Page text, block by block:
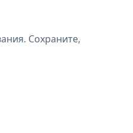
Сохраните,